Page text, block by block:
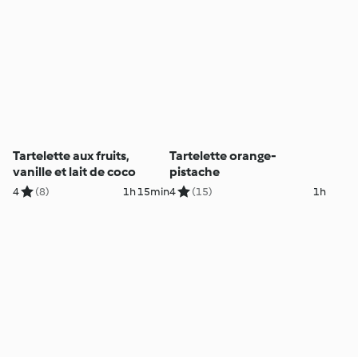
Tartelette aux fruits,
vanille et lait de coco
4 (8) 1h 15min
Tartelette orange-
pistache
4 (15) 1h